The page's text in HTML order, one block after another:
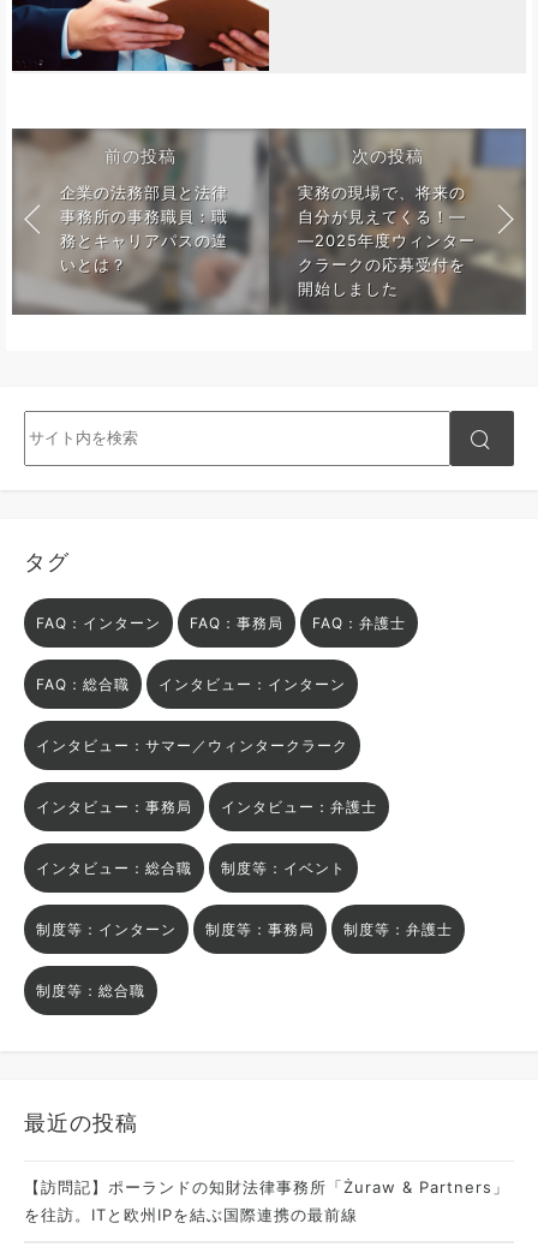
前の投稿
企業の法務部員と法律
事務所の事務職員：職
務とキャリアパスの違
いとは？
次の投稿
実務の現場で、将来の
自分が見えてくる！―
―2025年度ウィンター
クラークの応募受付を
開始しました
タグ
FAQ：インターン FAQ：事務局 FAQ：弁護士
FAQ：総合職 インタビュー：インターン
インタビュー：サマー／ウィンタークラーク
インタビュー：事務局 インタビュー：弁護士
インタビュー：総合職 制度等：イベント
制度等：インターン 制度等：事務局 制度等：弁護士
制度等：総合職
最近の投稿
【訪問記】ポーランドの知財法律事務所「Żuraw & Partners」
を往訪。ITと欧州IPを結ぶ国際連携の最前線